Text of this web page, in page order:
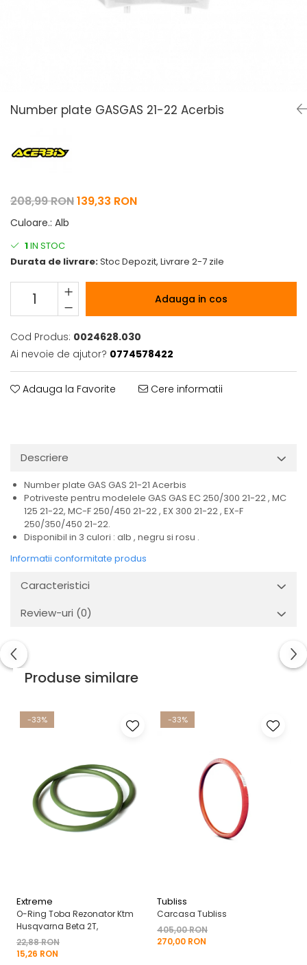
Pelerine de ploaie
Filtre
Transmisie
Number plate GASGAS 21-22 Acerbis
208,99 RON139,33 RON
Culoare.: Alb
1IN STOC
Durata de livrare:Stoc Depozit, Livrare 2-7 zile
Adauga in cos
Cod Produs: 0024628.030
Ai nevoie de ajutor? 0774578422
Adauga la Favorite Cere informatii
Descriere
Number plate GAS GAS 21-21 Acerbis
Potriveste pentru modelele GAS GAS EC 250/300 21-22 , MC
125 21-22, MC-F 250/450 21-22 , EX 300 21-22 , EX-F
250/350/450 21-22.
Disponibil in 3 culori : alb , negru si rosu .
Informatii conformitate produs
Caracteristici
Review-uri (0)
Produse similare
-33%
Extreme
O-Ring Toba Rezonator Ktm
Husqvarna Beta 2T,
22,88 RON
15,26 RON
-33%
Tubliss
Carcasa Tubliss
405,00 RON
270,00 RON